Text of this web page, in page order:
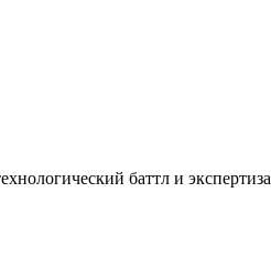
баттл и экспертиза